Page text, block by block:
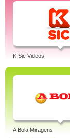
K Sic Videos
A Bola Miragens